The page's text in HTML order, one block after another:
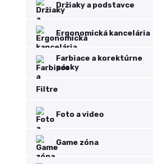
Držiaky a podstavce
Ergonomická kancelária
Farbiace a korektúrne
pásky
Filtre
Foto a video
Game zóna